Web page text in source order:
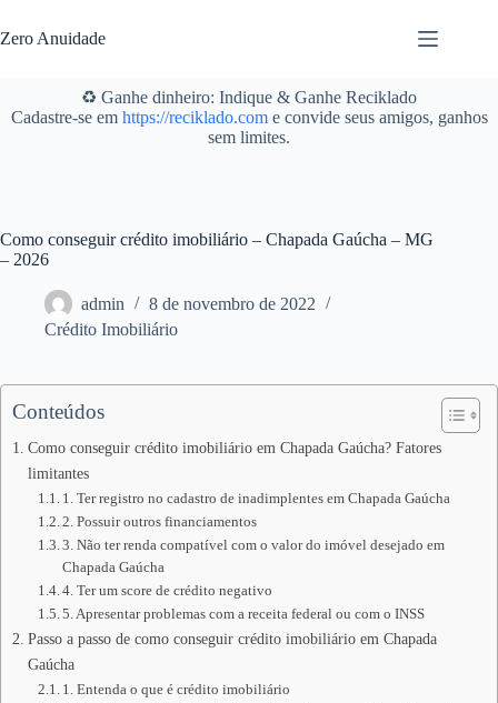
para
o
Zero Anuidade
♻️ Ganhe dinheiro: Indique & Ganhe Reciklado
Cadastre-se em https://reciklado.come convide seus amigos, ganhos
sem limites.
Como conseguir crédito imobiliário – Chapada Gaúcha – MG
– 2026
admin
8 de novembro de 2022
Crédito Imobiliário
Conteúdos
Como conseguir crédito imobiliário em Chapada Gaúcha? Fatores
limitantes
1. Ter registro no cadastro de inadimplentes em Chapada Gaúcha
2. Possuir outros financiamentos
3. Não ter renda compatível com o valor do imóvel desejado em
Chapada Gaúcha
4. Ter um score de crédito negativo
5. Apresentar problemas com a receita federal ou com o INSS
Passo a passo de como conseguir crédito imobiliário em Chapada
Gaúcha
1. Entenda o que é crédito imobiliário